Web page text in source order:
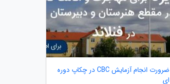
ضرورت انجام آزمایش CBC در چکاپ دوره
ای